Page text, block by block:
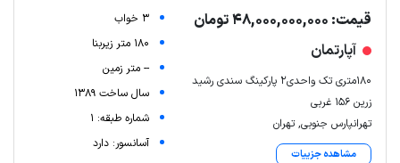
قیمت: 48,000,000,000 تومان
آپارتمان
180متری تک واحدی2 پارکینگ سندی رشید
زرین 156 غربی
تهرانپارس جنوبی, تهران
مشاهده جزییات
3 خواب
180 متر زیربنا
-- متر زمین
سال ساخت 1389
شماره طبقه: 1
آسانسور: دارد